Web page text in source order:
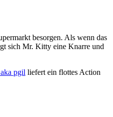
besorgen. Als wenn das
sich Mr. Kitty eine Knarre und
pgil liefert ein flottes Action